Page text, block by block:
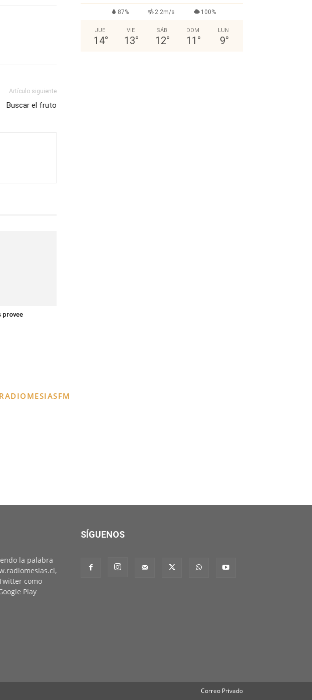
Artículo siguiente
Buscar el fruto
provee
87% 2.2m/s 100%
JUE
14°
VIE
13°
SÁB
12°
DOM
11 °
LUN
9°
la palabra
como
Play
SÍGUENOS
Correo Privado